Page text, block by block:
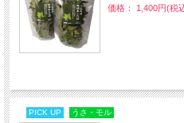
価格： 1,400円(税
PICK UP うさ・モル